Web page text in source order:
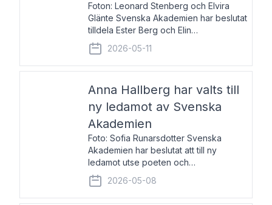
Foton: Leonard Stenberg och Elvira
Glänte Svenska Akademien har beslutat
tilldela Ester Berg och Elin
Michaelsdotter Svenska Akademiens
debutantpris för år 2026. Priset är
nyinstiftat och syftar till att lyfta fram
2026-05-11
Anna Hallberg har valts till
ny ledamot av Svenska
Akademien
Foto: Sofia Runarsdotter Svenska
Akademien har beslutat att till ny
ledamot utse poeten och
litteraturkritikern Anna Hallberg. Hon
efterträder poeten Tua Forsström på
stol 18 och kommer att ta sitt inträde vid
2026-05-08